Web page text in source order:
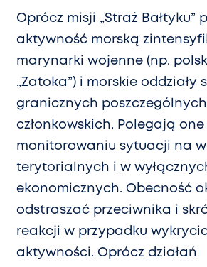
Oprócz misji „Straż Bałtyku”
aktywność morską
marynarki wojenne (np.
„Zatoka”) i morskie oddziały
granicznych
członkowskich. Polegają one
monitorowaniu sytuacji na
terytorialnych i w
ekonomicznych. Obecność
odstraszać przeciwnika i
reakcji w przypadku
aktywności. Oprócz działań